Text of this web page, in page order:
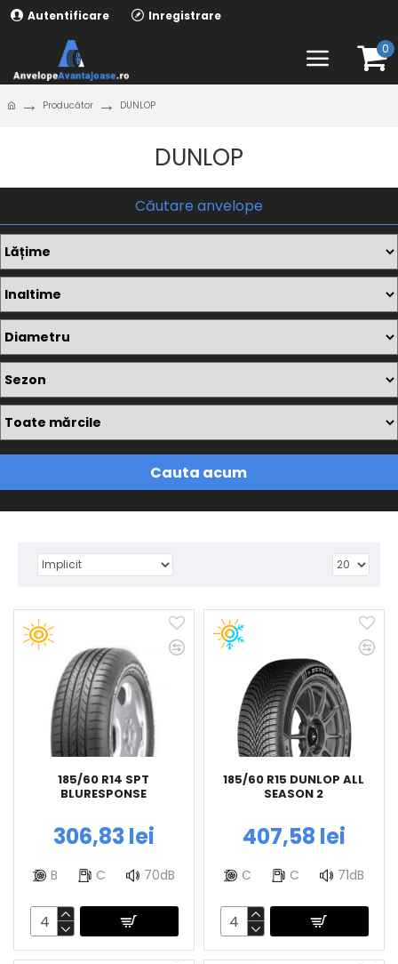
Autentificare Inregistrare
0
Producător DUNLOP
DUNLOP
Căutare anvelope
Cauta acum
185/60 R14 SPT
BLURESPONSE
306,83 lei
B C 70dB
185/60 R15 DUNLOP ALL
SEASON 2
407,58 lei
C C 71dB